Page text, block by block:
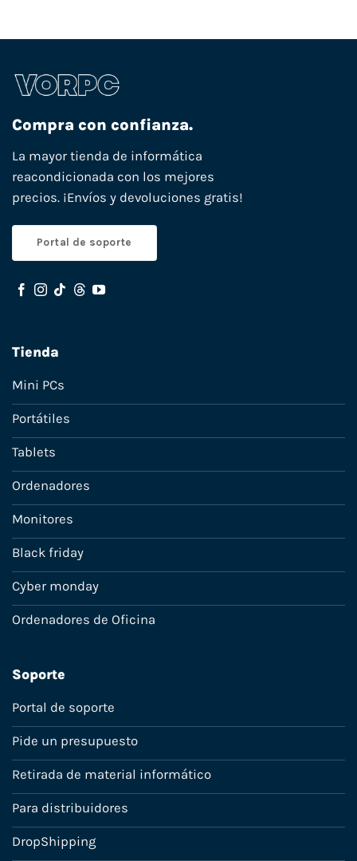
Compra con confianza.
La mayor tienda de informática
reacondicionada con los mejores
precios. ¡Envíos y devoluciones gratis!
Portal de soporte
Tienda
Mini PCs
Portátiles
Tablets
Ordenadores
Monitores
Black friday
Cyber monday
Ordenadores de Oficina
Soporte
Portal de soporte
Pide un presupuesto
Retirada de material informático
Para distribuidores
DropShipping